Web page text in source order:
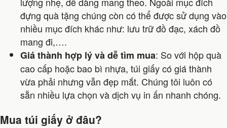
đựng quà tặng chúng còn có thể được sử dụng vào
nhiều mục đích khác như: lưu trữ đồ đạc, xách đồ
mang đi,….
Giá thành hợp lý và dễ tìm mua: So với hộp quà
cao cấp hoặc bao bì nhựa, túi giấy có giá thành
vừa phải nhưng vẫn đẹp mắt. Chúng tôi luôn có
sẵn nhiều lựa chọn và dịch vụ in ấn nhanh chóng.
Mua túi giấy ở đâu?